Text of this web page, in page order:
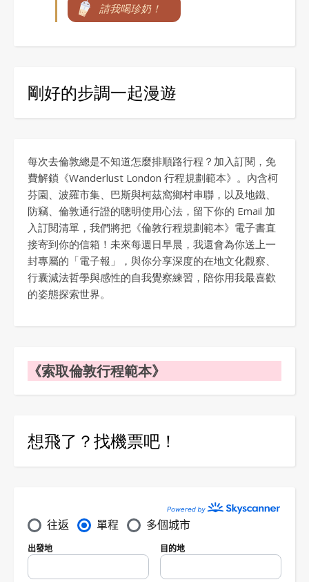
請我喝珍奶！
剛好的步調一起漫遊
每次去倫敦總是不知道怎麼排順路行程？加入訂閱，免
費解鎖《Wanderlust London 行程規劃範本》。內含柯
芬園、波羅市集、巴斯與柯茲窩鄉村串聯，以及地鐵、
防竊、倫敦通行證的聰明使用心法，留下你的 Email 加
入訂閱清單，我們將把《倫敦行程規劃範本》電子書直
接寄到你的信箱！未來每週日早晨，我還會為你送上一
封專屬的「電子報」，與你分享深度的在地文化觀察、
行囊減法哲學與感性的自我覺察練習，陪你用我最喜歡
的姿態探索世界。
《索取倫敦行程範本》
想飛了？找機票吧！